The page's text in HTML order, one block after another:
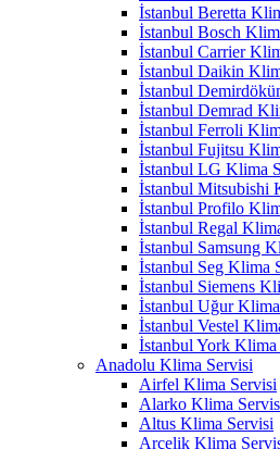
İstanbul Beretta
İstanbul Bosch
İstanbul Carrier
İstanbul Daikin
İstanbul
İstanbul Demrad
İstanbul Ferroli
İstanbul Fujitsu
İstanbul LG Klima
İstanbul Mitsubishi
İstanbul Profilo
İstanbul Regal
İstanbul Samsung
İstanbul Seg Klima
İstanbul Siemens
İstanbul Uğur
İstanbul Vestel
İstanbul York Klima
Anadolu Klima Servisi
Airfel Klima Servisi
Alarko Klima
Altus Klima Servisi
Arçelik Klima